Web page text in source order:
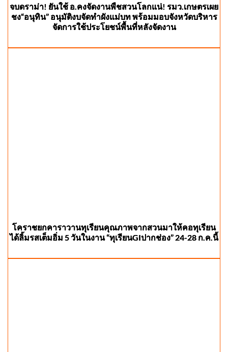
จบดราม่า! ยันใช้ อ.คงจัดงานพืชสวนโลกแน่! รมว.เกษตรเผย
ชง“อนุทิน” อนุมัติงบจัดทำผังแม่บท พร้อมมอบจังหวัดบริหาร
จัดการใช้ประโยชน์พื้นที่หลังจัดงาน
โคราชยกคาราวานทุเรียนคุณภาพจากสวนมาให้คอทุเรียน
ได้ลิ้มรสเต็มอิ่ม 5 วันในงาน “ทุเรียนGIปากช่อง” 24-28 ก.ค.นี้